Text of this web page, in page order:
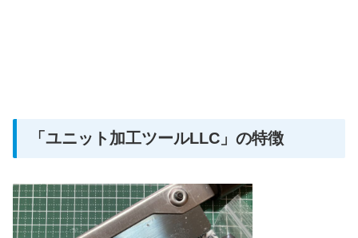
「ユニット加工ツールLLC」の特徴